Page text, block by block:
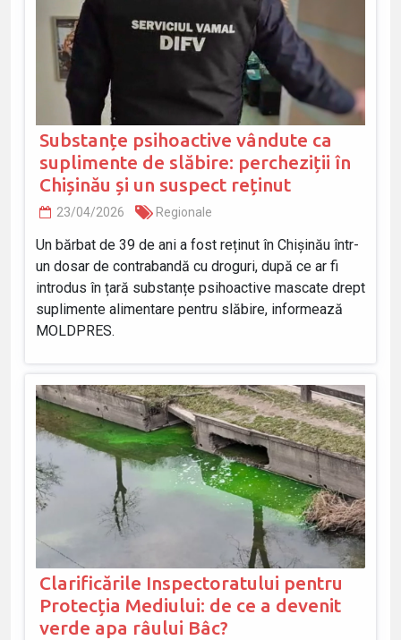
Substanțe psihoactive vândute ca
suplimente de slăbire: percheziții în
Chișinău și un suspect reținut
23/04/2026 Regionale
Un bărbat de 39 de ani a fost reținut în Chișinău într-
un dosar de contrabandă cu droguri, după ce ar fi
introdus în țară substanțe psihoactive mascate drept
suplimente alimentare pentru slăbire, informează
MOLDPRES.
Clarificările Inspectoratului pentru
Protecția Mediului: de ce a devenit
verde apa râului Bâc?